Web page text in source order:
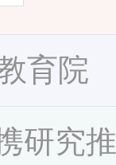
育院
研究